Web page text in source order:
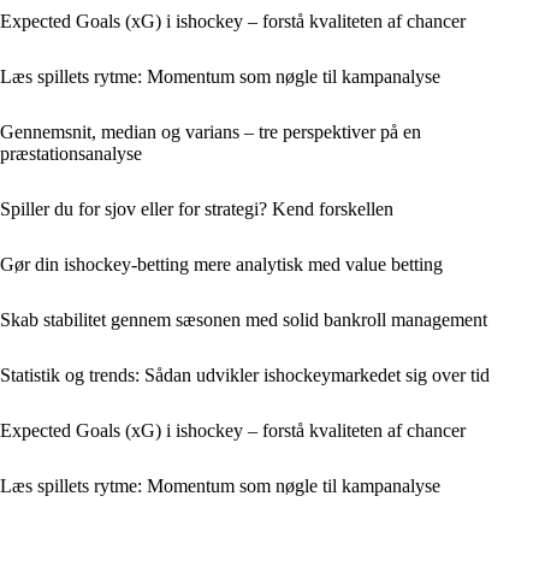
Expected Goals (xG) i ishockey – forstå kvaliteten af chancer
Læs spillets rytme: Momentum som nøgle til kampanalyse
Gennemsnit, median og varians – tre perspektiver på en
præstationsanalyse
Spiller du for sjov eller for strategi? Kend forskellen
Gør din ishockey-betting mere analytisk med value betting
Skab stabilitet gennem sæsonen med solid bankroll management
Statistik og trends: Sådan udvikler ishockeymarkedet sig over tid
Expected Goals (xG) i ishockey – forstå kvaliteten af chancer
Læs spillets rytme: Momentum som nøgle til kampanalyse